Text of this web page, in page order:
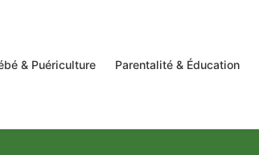
& Puériculture Parentalité & Éducation